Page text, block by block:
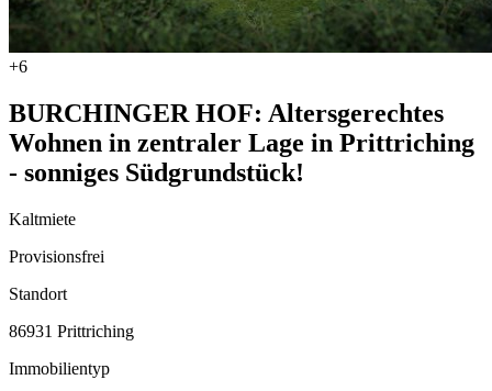
+6
BURCHINGER HOF: Altersgerechtes
Wohnen in zentraler Lage in Prittriching
- sonniges Südgrundstück!
Kaltmiete
Provisionsfrei
Standort
86931 Prittriching
Immobilientyp